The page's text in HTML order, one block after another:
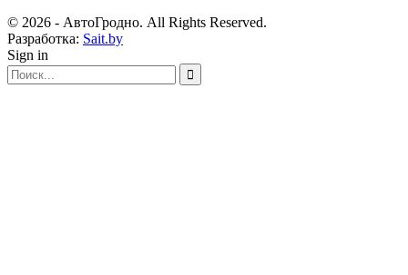
© 2026 - АвтоГродно. All Rights Reserved.
Разработка: Sait.by
Sign in